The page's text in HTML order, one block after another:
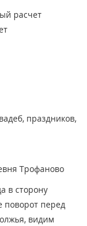
расчет
праздников,
Трофаново
в сторону
поворот перед
видим